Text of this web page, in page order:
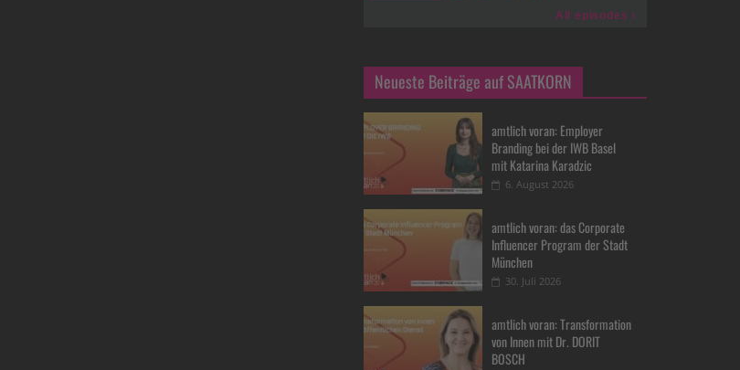
Neueste Beiträge auf SAATKORN
amtlich voran: Employer
Branding bei der IWB Basel
mit Katarina Karadzic
6. August 2026
amtlich voran: das Corporate
Influencer Program der Stadt
München
30. Juli 2026
amtlich voran: Transformation
von Innen mit Dr. DORIT
BOSCH